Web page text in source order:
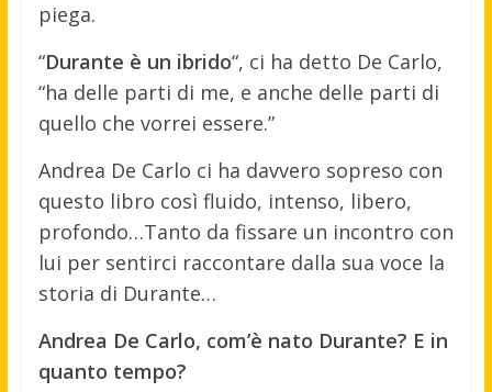
piega.
“Durante è un ibrido“, ci ha detto De Carlo,
“ha delle parti di me, e anche delle parti di
quello che vorrei essere.”
Andrea De Carlo ci ha davvero sopreso con
questo libro così fluido, intenso, libero,
profondo…Tanto da fissare un incontro con
lui per sentirci raccontare dalla sua voce la
storia di Durante…
Andrea De Carlo, com’è nato Durante? E in
quanto tempo?